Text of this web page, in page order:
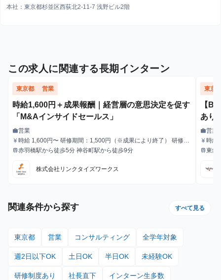
本社：東京都杉並区西荻北2-11-7 浅野ビル2階
この求人に関連する長期インターン
東京都 営業
時給1,600円＋成果報酬｜経営層の意思決定を促す
「M&Aインサイドセールス」
職種
work営業
給与
currency_yen時給 1,600円〜 研修期間：1,500円（※成果により終了） 研修終
了後：1,600円～ ＼アポ獲得によるインセンティブあり／ 1件〜1
はリセットされます 給与モデル ■月48時間稼働、アポ10件の場
合：176,800円 内訳：48時間×時給1,600円＋10件×インセンティ
最寄駅
train赤羽橋駅から徒歩5分 神谷町駅から徒歩9分
株式会社リンクタイズワークス
東京
【
あり|
りが
職種
work営業
給与
currency_yen時給
最寄駅
train東銀
関連条件から探す すべて見る
東京都 営業 コンサルティング 全学年対象
週2日以下OK 土日OK 半日OK 未経験OK
研修制度あり 社長直下 インターン生多数